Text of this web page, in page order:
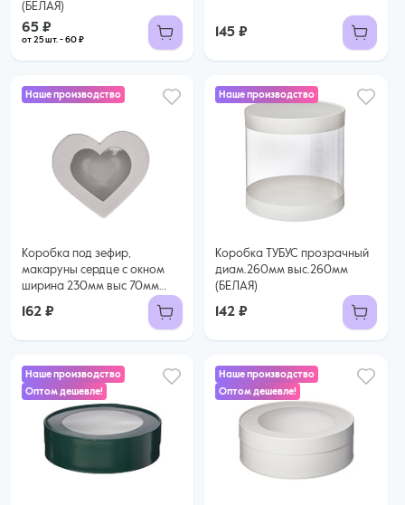
(БЕЛАЯ)
65 ₽
от 25 шт. - 60 ₽ 145 ₽
Наше производство
Коробка под зефир,
макаруны сердце с окном
ширина 230мм выс 70мм
162 ₽
Наше производство
Коробка ТУБУС прозрачный
диам.260мм выс.260мм
(БЕЛАЯ)
142 ₽
Наше производство
Оптом дешевле!
65 ₽
60 ₽ за шт. при заказе от 25 шт.
Наше производство
Оптом дешевле!
67 ₽
60 ₽ за шт. при заказе от 25 шт.